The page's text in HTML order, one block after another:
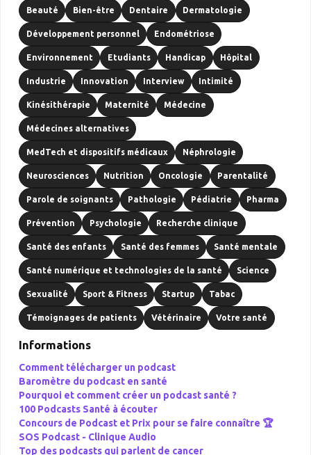
Beauté Bien-être Dentaire Dermatologie
Développement personnel Endométriose
Environnement Etudiants Handicap Hôpital
Industrie Innovation Interview Intimité
Kinésithérapie Maternité Médecine
Médecines alternatives
MedTech et dispositifs médicaux Néphrologie
Neurosciences Nutrition Oncologie Parentalité
Parole de soignants Pathologie Pédiatrie Pharma
Prévention Psychologie Recherche clinique
Santé des enfants Santé des femmes Santé mentale
Santé numérique et technologies de la santé Science
Sexualité Sport & Fitness Startup Tabac
Témoignages de patients Vétérinaire Votre santé
Informations
Comment télécharger un podcast
Baromètre du podcast en santé
Pourquoi et comment créer un podcast santé ?
100 Podcasts Santé à écouter
Concours de Podcast et Prix pour se faire connaître 🏆
SOS Podcast - Clinique Audio
Top des podcasts qui parlent de cancer